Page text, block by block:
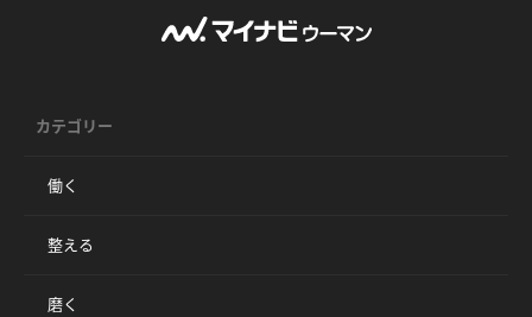
カテゴリー
働く
整える
磨く